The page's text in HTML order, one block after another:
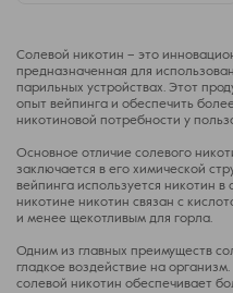
Солевой никотин – это
предназначенная для
парильных устройствах. Этот
опыт вейпинга и обеспечить
никотиновой потребности у
Основное отличие солевого
заключается в его химической
вейпинга используется никотин
никотине никотин связан с
и менее щекотливым для горла.
Одним из главных преимуществ
гладкое воздействие на
солевой никотин обеспечивает